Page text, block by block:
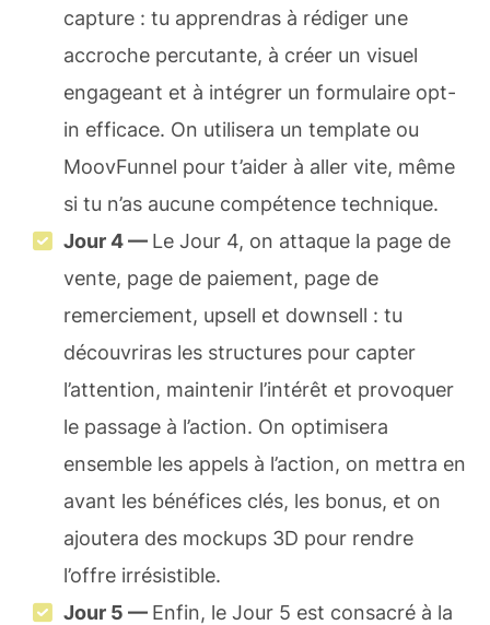
capture : tu apprendras à rédiger une
accroche percutante, à créer un visuel
engageant et à intégrer un formulaire opt-
in efficace. On utilisera un template ou
MoovFunnel pour t’aider à aller vite, même
si tu n’as aucune compétence technique.
Jour 4 — Le Jour 4, on attaque la page de
vente, page de paiement, page de
remerciement, upsell et downsell : tu
découvriras les structures pour capter
l’attention, maintenir l’intérêt et provoquer
le passage à l’action. On optimisera
ensemble les appels à l’action, on mettra en
avant les bénéfices clés, les bonus, et on
ajoutera des mockups 3D pour rendre
l’offre irrésistible.
Jour 5 — Enfin, le Jour 5 est consacré à la